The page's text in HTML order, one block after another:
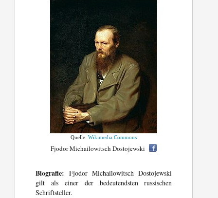
Quelle:Wikimedia Commons
Fjodor Michailowitsch Dostojewski
Biografie: Fjodor Michailowitsch Dostojewski
gilt als einer der bedeutendsten russischen
Schriftsteller.